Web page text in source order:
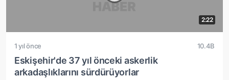
2:22
1 yıl önce 10.4B
Eskişehir'de 37 yıl önceki askerlik
arkadaşlıklarını sürdürüyorlar